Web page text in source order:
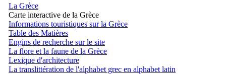
La Grèce
Carte interactive de la Grèce
Informations touristiques sur la Grèce
Table des Matières
Engins de recherche sur le site
La flore et la faune de la Grèce
Lexique d'architecture
La translittération de l'alphabet grec en alphabet latin